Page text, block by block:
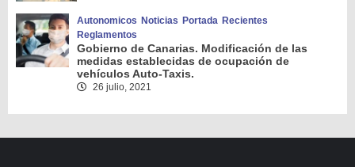
Autonomicos Noticias Portada Recientes
Reglamentos
Gobierno de Canarias. Modificación de las
medidas establecidas de ocupación de
vehículos Auto-Taxis.
26 julio, 2021